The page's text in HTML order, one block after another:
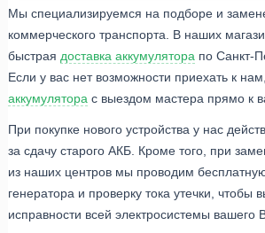
Мы специализируемся на подборе и
коммерческого транспорта. В наших
быстрая доставка аккумулятора по Санкт-
Если у вас нет возможности приехать к
аккумулятора с выездом мастера прямо к
При покупке нового устройства у нас
за сдачу старого АКБ. Кроме того, при
из наших центров мы проводим
генератора и проверку тока утечки, чтобы
исправности всей электросистемы вашего